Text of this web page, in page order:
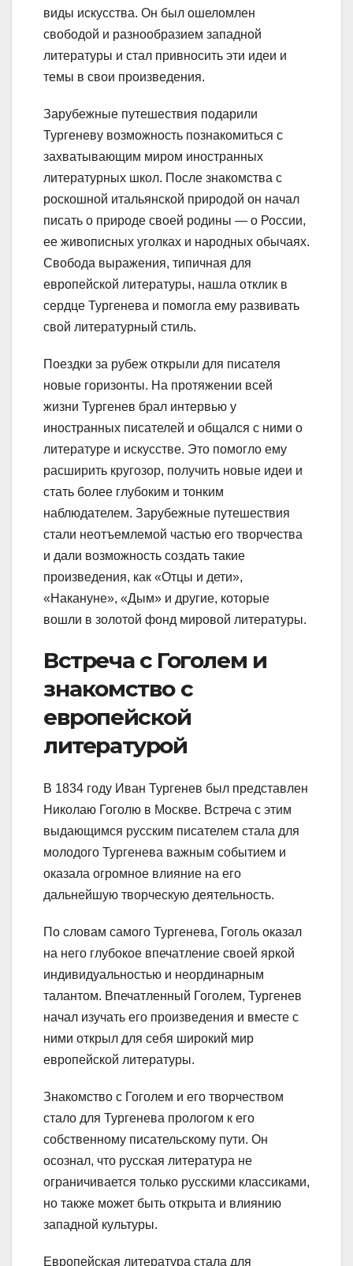
виды искусства. Он был ошеломлен
свободой и разнообразием западной
литературы и стал привносить эти идеи и
темы в свои произведения.
Зарубежные путешествия подарили
Тургеневу возможность познакомиться с
захватывающим миром иностранных
литературных школ. После знакомства с
роскошной итальянской природой он начал
писать о природе своей родины — о России,
ее живописных уголках и народных обычаях.
Свобода выражения, типичная для
европейской литературы, нашла отклик в
сердце Тургенева и помогла ему развивать
свой литературный стиль.
Поездки за рубеж открыли для писателя
новые горизонты. На протяжении всей
жизни Тургенев брал интервью у
иностранных писателей и общался с ними о
литературе и искусстве. Это помогло ему
расширить кругозор, получить новые идеи и
стать более глубоким и тонким
наблюдателем. Зарубежные путешествия
стали неотъемлемой частью его творчества
и дали возможность создать такие
произведения, как «Отцы и дети»,
«Накануне», «Дым» и другие, которые
вошли в золотой фонд мировой литературы.
Встреча с Гоголем и
знакомство с
европейской
литературой
В 1834 году Иван Тургенев был представлен
Николаю Гоголю в Москве. Встреча с этим
выдающимся русским писателем стала для
молодого Тургенева важным событием и
оказала огромное влияние на его
дальнейшую творческую деятельность.
По словам самого Тургенева, Гоголь оказал
на него глубокое впечатление своей яркой
индивидуальностью и неординарным
талантом. Впечатленный Гоголем, Тургенев
начал изучать его произведения и вместе с
ними открыл для себя широкий мир
европейской литературы.
Знакомство с Гоголем и его творчеством
стало для Тургенева прологом к его
собственному писательскому пути. Он
осознал, что русская литература не
ограничивается только русскими классиками,
но также может быть открыта и влиянию
западной культуры.
Европейская литература стала для